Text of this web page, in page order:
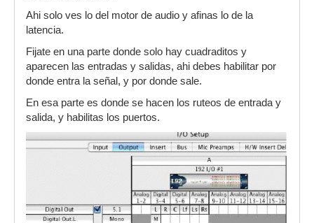
Ahi solo ves lo del motor de audio y afinas lo de la
latencia.
Fijate en una parte donde solo hay cuadraditos y
aparecen las entradas y salidas, ahi debes habilitar por
donde entra la señal, y por donde sale.
En esa parte es donde se hacen los ruteos de entrada y
salida, y habilitas los puertos.